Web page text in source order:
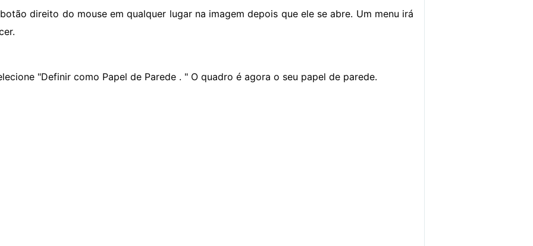
direito do mouse em qualquer lugar na imagem depois que ele se abre. Um menu irá
"Definir como Papel de Parede . " O quadro é agora o seu papel de parede.